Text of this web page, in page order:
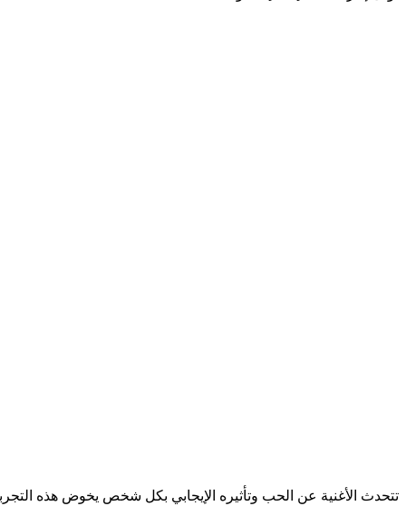
تتحدث الأغنية عن الحب وتأثيره الإيجابي بكل شخص يخوض هذه